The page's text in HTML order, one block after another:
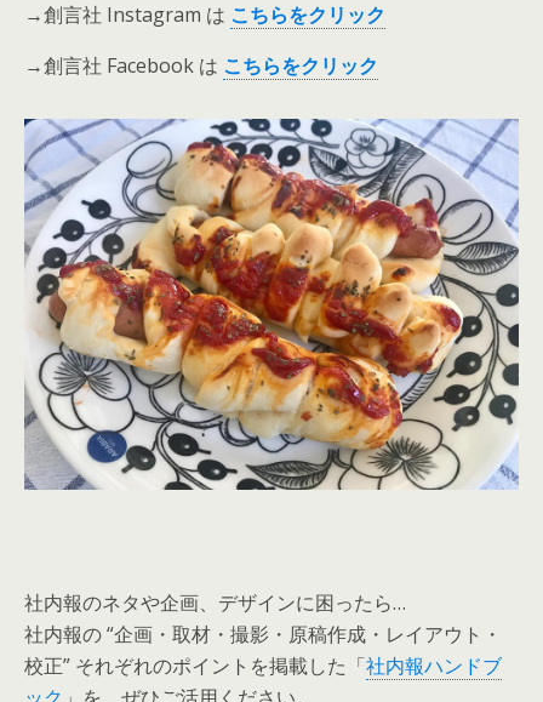
→創言社 Instagram は こちらをクリック
→創言社 Facebook は こちらをクリック
社内報のネタや企画、デザインに困ったら…
社内報の “企画・取材・撮影・原稿作成・レイアウト・
校正” それぞれのポイントを掲載した「社内報ハンドブ